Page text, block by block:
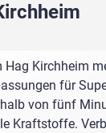
Hag Kirchheim
für
von fünf
Kraftstoffe.